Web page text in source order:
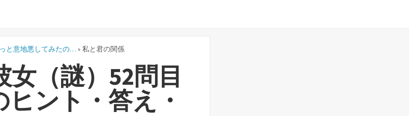
と意地悪してみたの… » 私と君の関係
（謎）52問目
ヒント・答え・